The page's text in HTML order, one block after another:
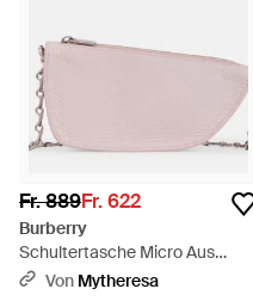
Fr. 889Fr. 622
Burberry
Schultertasche Micro Aus
Leder - Pink
Von Mytheresa